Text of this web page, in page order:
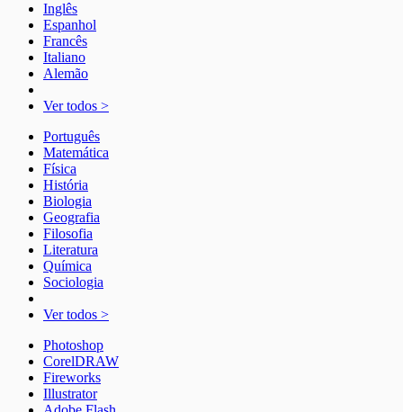
Inglês
Espanhol
Francês
Italiano
Alemão
Ver todos >
Português
Matemática
Física
História
Biologia
Geografia
Filosofia
Literatura
Química
Sociologia
Ver todos >
Photoshop
CorelDRAW
Fireworks
Illustrator